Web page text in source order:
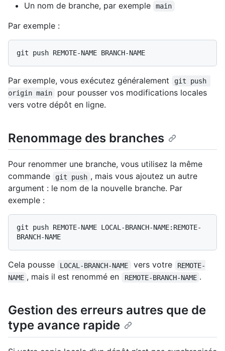
Un nom de branche, par exemple main
Par exemple :
Par exemple, vous exécutez généralement
git push
origin main
pour pousser vos modifications locales
vers votre dépôt en ligne.
Renommage des branches
Pour renommer une branche, vous utilisez la même
commande
git push , mais vous ajoutez un autre
argument : le nom de la nouvelle branche. Par
exemple :
git push REMOTE-NAME LOCAL-BRANCH-NAME:REMOTE-
Cela pousse LOCAL-BRANCH-NAME vers votre
REMOTE-
NAME , mais il est renommé en REMOTE-BRANCH-NAME .
Gestion des erreurs autres que de
type avance rapide